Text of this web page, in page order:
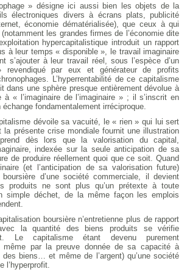
» désigne ici aussi bien les objets de la
électroniques divers à écrans plats, publicité
économie dématérialisée), que ceux à qui
les grandes firmes de l’économie dite
hypercapitalistique introduit un rapport
à leur temps « disponible », le travail imaginaire
s’ajouter à leur travail réel, sous l’espèce d’un
par eux et générateur de profits
L’hyperrentabilité de ce capitalisme
dans une sphère presque entièrement dévolue à
à « l’imaginaire de l’imaginaire » ; il s’inscrit en
échange fondamentalement irréciproque.
dévoile sa vacuité, le « rien » qui lui sert
la présente crise mondiale fournit une illustration
dès lors que la valorisation du capital,
indexée sur la seule anticipation de sa
de produire réellement quoi que ce soit. Quand
(et l’anticipation de sa valorisation future)
d’une société commerciale, il devient
produits ne sont plus qu’un prétexte à toute
simple déchet, de la même façon les emplois
boursière n’entretienne plus de rapport
la quantité des biens produits se vérifie
Le capitalisme étant devenu purement
même par la preuve donnée de sa capacité à
biens… et même de l’argent) qu’une société
l’hyperprofit.